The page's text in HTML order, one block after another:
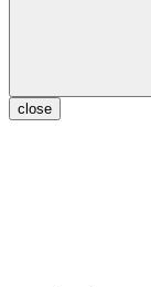
close